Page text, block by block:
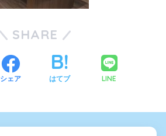
SHARE
シェア はてブ LINE